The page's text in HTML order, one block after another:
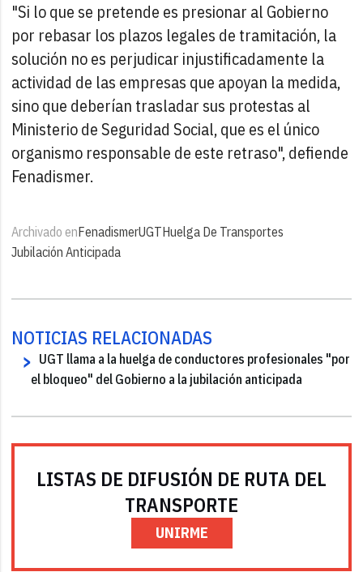
"Si lo que se pretende es presionar al Gobierno
por rebasar los plazos legales de tramitación, la
solución no es perjudicar injustificadamente la
actividad de las empresas que apoyan la medida,
sino que deberían trasladar sus protestas al
Ministerio de Seguridad Social, que es el único
organismo responsable de este retraso", defiende
Fenadismer.
Archivado enFenadismerUGTHuelga De Transportes
Jubilación Anticipada
NOTICIAS RELACIONADAS
UGT llama a la huelga de conductores profesionales "por
el bloqueo" del Gobierno a la jubilación anticipada
LISTAS DE DIFUSIÓN DE RUTA DEL
TRANSPORTE
UNIRME